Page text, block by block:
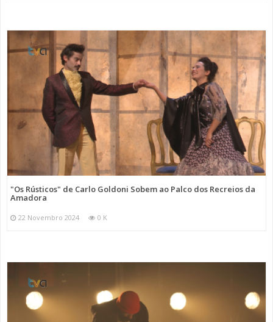
"Os Rústicos" de Carlo Goldoni Sobem ao Palco dos Recreios da
Amadora
22 Novembro 2024 0 K